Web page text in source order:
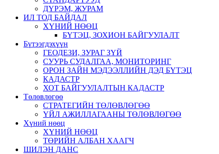
ДҮРЭМ, ЖУРАМ
ИЛ ТОД БАЙДАЛ
ХҮНИЙ НӨӨЦ
БҮТЭЦ, ЗОХИОН БАЙГУУЛАЛТ
Бүтээгдэхүүн
ГЕОДЕЗИ, ЗУРАГ ЗҮЙ
СУУРЬ СУДАЛГАА, МОНИТОРИНГ
ОРОН ЗАЙН МЭДЭЭЛЛИЙН ДЭД БҮТЭЦ
КАДАСТР
ХОТ БАЙГУУЛАЛТЫН КАДАСТР
Төлөвлөгөө
СТРАТЕГИЙН ТӨЛӨВЛӨГӨӨ
ҮЙЛ АЖИЛЛАГААНЫ ТӨЛӨВЛӨГӨӨ
Хүний нөөц
ХҮНИЙ НӨӨЦ
ТӨРИЙН АЛБАН ХААГЧ
ШИЛЭН ДАНС